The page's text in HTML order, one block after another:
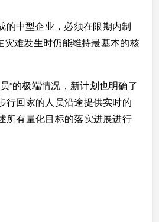
的中型企业，必须在限期内制
灾难发生时仍能维持最基本的核
”的极端情况，新计划也明确了
行回家的人员沿途提供实时的
所有量化目标的落实进展进行